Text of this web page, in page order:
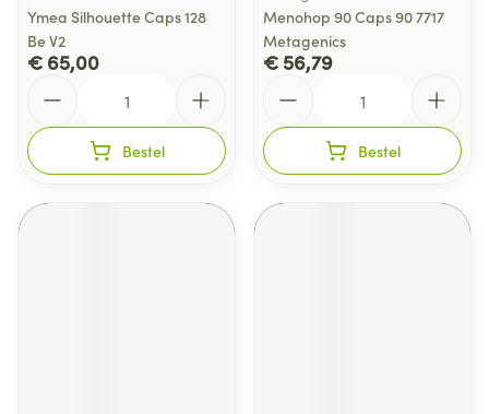
Ymea Silhouette Caps 128
Be V2
€ 65,00
Bestel
Menohop 90 Caps 90 7717
Metagenics
€ 56,79
Bestel